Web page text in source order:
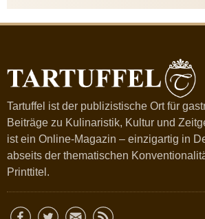
Tartuffel ist der publizistische Ort für
Beiträge zu Kulinaristik, Kultur und
ist ein Online-Magazin – einzigartig in
abseits der thematischen
Printtitel.